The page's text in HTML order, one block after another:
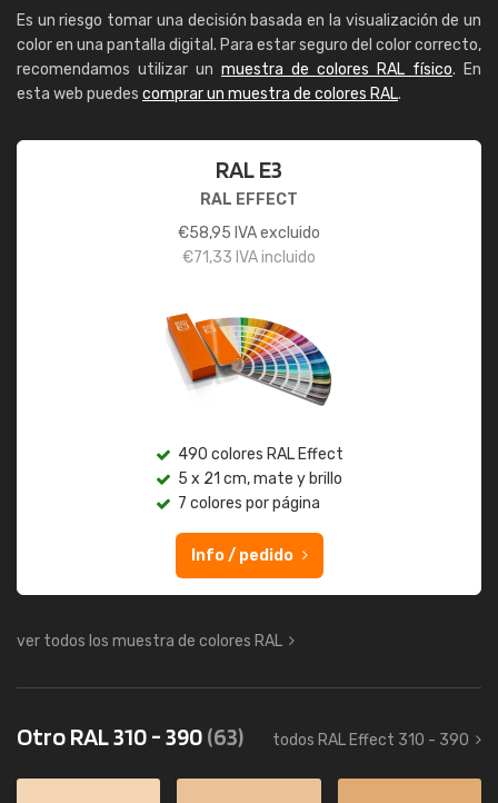
Es un riesgo tomar una decisión basada en la visualización de un
color en una pantalla digital. Para estar seguro del color correcto,
recomendamos utilizar un muestra de colores RAL físico. En
esta web puedes comprar un muestra de colores RAL.
RAL E3
RAL EFFECT
€58,95 IVA excluido
€71,33 IVA incluido
490 colores RAL Effect
5 x 21 cm, mate y brillo
7 colores por página
Info / pedido
ver todos los muestra de colores RAL
Otro RAL 310 - 390(63) todos RAL Effect 310 - 390